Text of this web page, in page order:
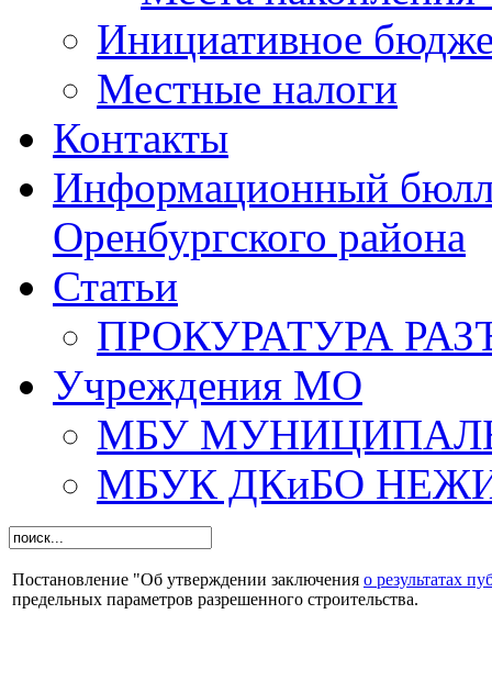
Инициативное
Местные налоги
Контакты
Информационный
Оренбургского района
Статьи
ПРОКУРАТУРА
Учреждения МО
МБУ
МБУК ДКиБО
Постановление "Об утверждении заключения о результатах
предельных параметров разрешенного строительства.